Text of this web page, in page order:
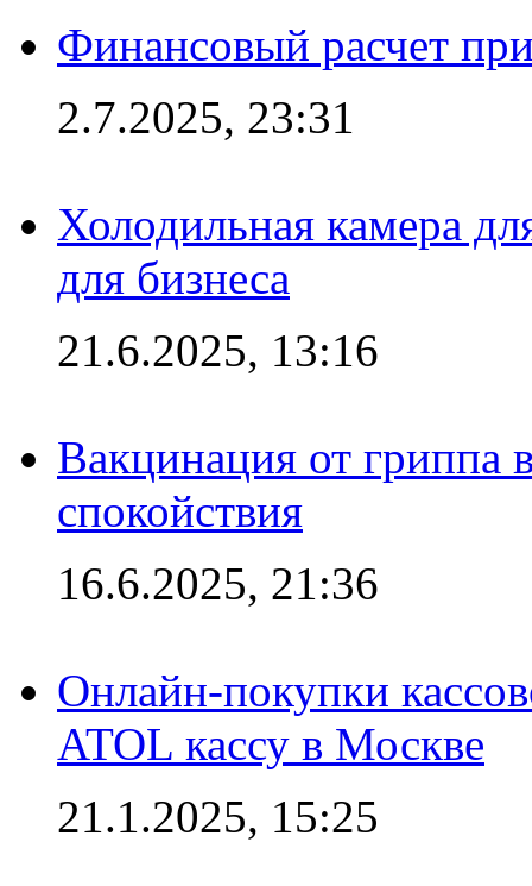
Финансовый расчет
2.7.2025, 23:31
Холодильная камера
для бизнеса
21.6.2025, 13:16
Вакцинация от гриппа
спокойствия
16.6.2025, 21:36
Онлайн-покупки
ATOL кассу в Москве
21.1.2025, 15:25